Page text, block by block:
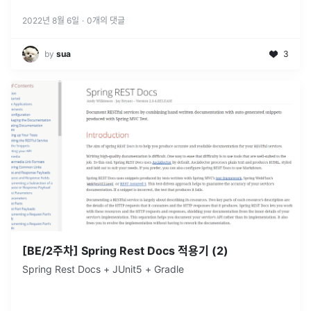
재시작 해주기 Intellij 설정 Tools 탭 > Deploym...
2022년 8월 6일 · 0개의 댓글
by sua 3
[BE/2주차] Spring Rest Docs 적용기 (2)
Spring Rest Docs + JUnit5 + Gradle